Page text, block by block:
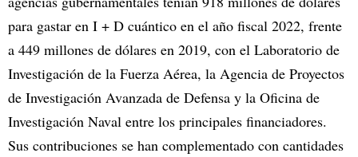
para gastar en I + D cuántico en el año fiscal 2022, frente
a 449 millones de dólares en 2019, con el Laboratorio de
Investigación de la Fuerza Aérea, la Agencia de Proyectos
de Investigación Avanzada de Defensa y la Oficina de
Investigación Naval entre los principales financiadores.
Sus contribuciones se han complementado con cantidades